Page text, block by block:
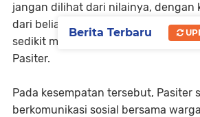
jangan dilihat dari nilainya, dengan
dari beliau semoga bantuan
sedikit meringankan beban
Pasiter.
Pada kesempatan tersebut, Pasiter
berkomunikasi sosial bersama
Berita Terbaru